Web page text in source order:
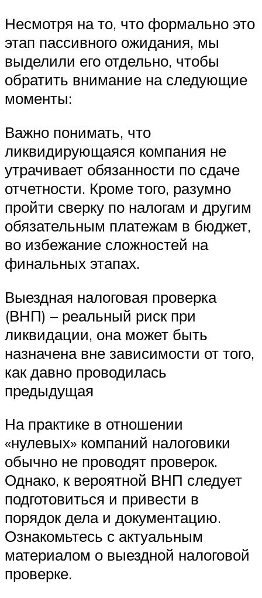
Несмотря на то, что формально это
этап пассивного ожидания, мы
выделили его отдельно, чтобы
обратить внимание на следующие
моменты:
Важно понимать, что
ликвидирующаяся компания не
утрачивает обязанности по сдаче
отчетности. Кроме того, разумно
пройти сверку по налогам и другим
обязательным платежам в бюджет,
во избежание сложностей на
финальных этапах.
Выездная налоговая проверка
(ВНП) – реальный риск при
ликвидации, она может быть
назначена вне зависимости от того,
как давно проводилась
предыдущая
На практике в отношении
«нулевых» компаний налоговики
обычно не проводят проверок.
Однако, к вероятной ВНП следует
подготовиться и привести в
порядок дела и документацию.
Ознакомьтесь с актуальным
материалом о выездной налоговой
проверке.